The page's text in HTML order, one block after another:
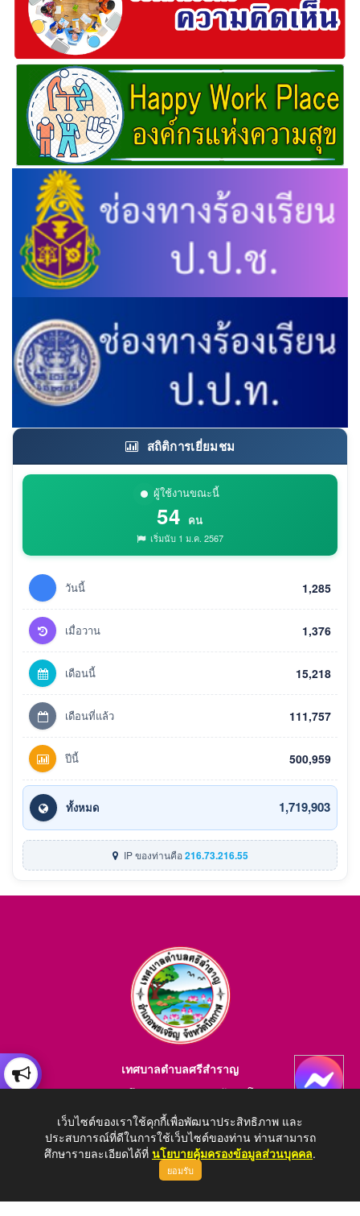
สถิติการเยี่ยมชม
ผู้ใช้งานขณะนี้
54 คน
เริ่มนับ 1 ม.ค. 2567
วันนี้ 1,285
เมื่อวาน 1,376
เดือนนี้ 15,218
เดือนที่แล้ว 111,757
ปีนี้ 500,959
ทั้งหมด 1,719,903
IP ของท่านคือ216.73.216.55
เทศบาลตำบลศรีสำราญ
E-mail : saraban_05380203@dla.go.th
เว็บไซต์ของเราใช้คุกกี้เพื่อพัฒนาประสิทธิภาพ และ
ประสบการณ์ที่ดีในการใช้เว็บไซต์ของท่าน ท่านสามารถ
ศึกษารายละเอียดได้ที่ นโยบายคุ้มครองข้อมูลส่วนบุคคล.
ยอมรับ